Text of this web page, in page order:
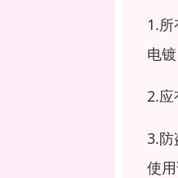
1.
电
2.应
3.防
使